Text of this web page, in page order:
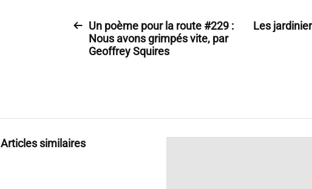
Un poème pour la route #229 :
Nous avons grimpés vite, par
Geoffrey Squires
Les
Articles similaires